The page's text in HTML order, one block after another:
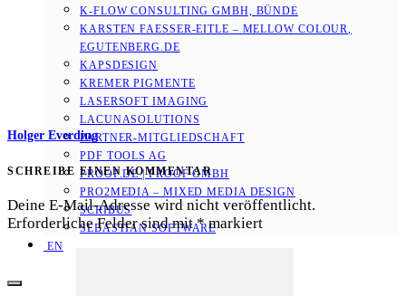
K-FLOW CONSULTING GMBH, BÜNDE
KARSTEN FAESSER-EITLE – MELLOW COLOUR, E
GUTENBERG.DE
KAPSDESIGN
KREMER PIGMENTE
LASERSOFT IMAGING
LACUNASOLUTIONS
PARTNER-MITGLIEDSCHAFT
PDF TOOLS AG
PROOF.DE | PROOF GMBH
PRO2MEDIA – MIXED MEDIA DESIGN
SCRIBUS
SEBASTIAN SOFTWARE
EN
Holger Everding
SCHREIBE EINEN KOMMENTAR
Deine E-Mail-Adresse wird nicht veröffentlicht.
Erforderliche Felder sind mit*markiert